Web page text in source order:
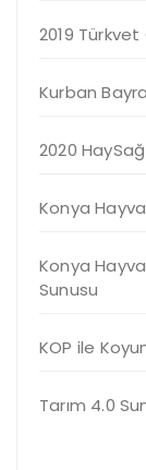
2019
Kurban
2020
Konya
Konya
Sunusu
KOP ile
Tarım 4.0